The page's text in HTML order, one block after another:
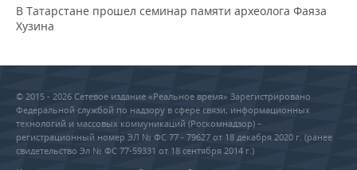
В Татарстане прошел семинар памяти археолога Фаяза
Хузина
© 2015 - 2026 Сетевое издание «Реальное время» Зарегистрировано
Федеральной службой по надзору в сфере связи, информационных
технологий и массовых коммуникаций (Роскомнадзор) –
регистрационный номер ЭЛ № ФС 77 - 79627 от 18 декабря 2020 г. (ранее
свидетельство Эл № ФС 77-59331 от 18 сентября 2014 г.)